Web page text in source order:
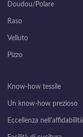
Doudou/Polare
Raso
Velluto
Pizzo
Know-how tessile
Un know-how prezioso
Eccellenza nell'affidabilità